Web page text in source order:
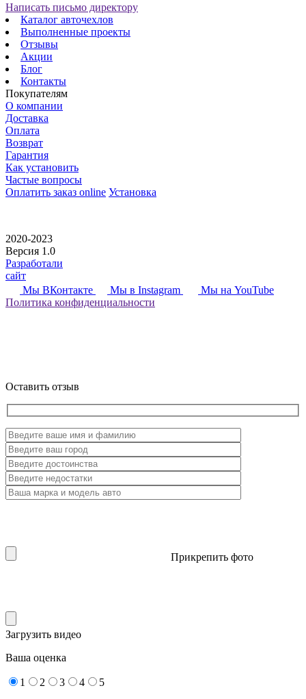
Написать письмо директору
Каталог авточехлов
Выполненные проекты
Отзывы
Акции
Блог
Контакты
Покупателям
О компании
Доставка
Оплата
Возврат
Гарантия
Как установить
Частые вопросы
Оплатить заказ online Установка
2020-2023
Версия 1.0
Разработали
сайт
Мы ВКонтакте
Мы в Instagram
Мы на YouTube
Политика конфиденциальности
Оставить отзыв
Прикрепить фото
Загрузить видео
Ваша оценка
1 2 3 4
5